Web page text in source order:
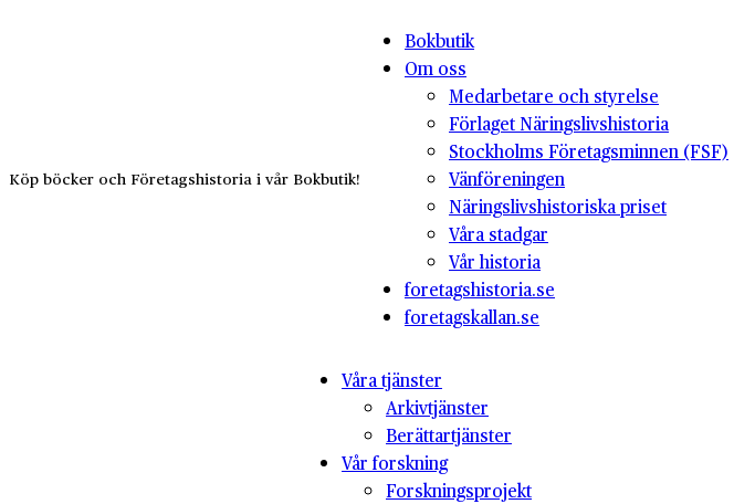
Köp böcker och Företagshistoria i vår Bokbutik!
Bokbutik
Om oss
Medarbetare och styrelse
Förlaget Näringslivshistoria
Stockholms Företagsminnen (FSF)
Vänföreningen
Näringslivshistoriska priset
Våra stadgar
Vår historia
foretagshistoria.se
foretagskallan.se
Våra tjänster
Arkivtjänster
Berättartjänster
Vår forskning
Forskningsprojekt